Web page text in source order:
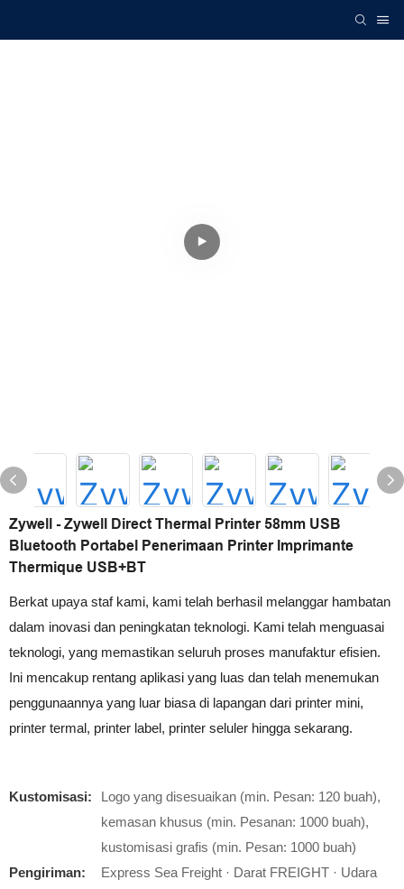
Zywell - Zywell Direct Thermal Printer 58mm USB
Bluetooth Portabel Penerimaan Printer Imprimante
Thermique USB+BT
Berkat upaya staf kami, kami telah berhasil melanggar hambatan
dalam inovasi dan peningkatan teknologi. Kami telah menguasai
teknologi, yang memastikan seluruh proses manufaktur efisien.
Ini mencakup rentang aplikasi yang luas dan telah menemukan
penggunaannya yang luar biasa di lapangan dari printer mini,
printer termal, printer label, printer seluler hingga sekarang.
Kustomisasi:
Logo yang disesuaikan (min. Pesan: 120 buah),
kemasan khusus (min. Pesanan: 1000 buah),
kustomisasi grafis (min. Pesan: 1000 buah)
Pengiriman:
Express Sea Freight · Darat FREIGHT · Udara